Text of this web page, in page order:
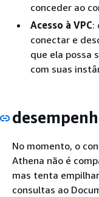
conceder ao
Acesso à VPC:
conectar e
que ela possa
com suas
No momento, o
Athena não é
mas tenta
consultas ao